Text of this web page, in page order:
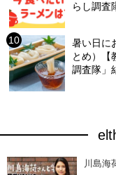
らし調査
暑い日に
とめ）【
調査隊」
川島海